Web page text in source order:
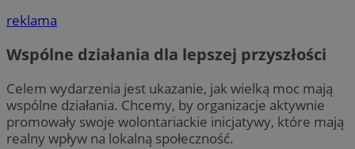
reklama
Wspólne działania dla lepszej przyszłości
Celem wydarzenia jest ukazanie, jak wielką moc mają
wspólne działania. Chcemy, by organizacje aktywnie
promowały swoje wolontariackie inicjatywy, które mają
realny wpływ na lokalną społeczność.